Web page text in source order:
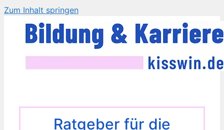
Zum Inhalt springen
Ratgeber für die